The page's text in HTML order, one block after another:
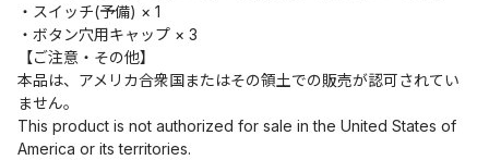
・スイッチ(予備) × 1
・ボタン穴用キャップ × 3
【ご注意・その他】
本品は、アメリカ合衆国またはその領土での販売が認可されてい
ません。
This product is not authorized for sale in the United States of
America or its territories.